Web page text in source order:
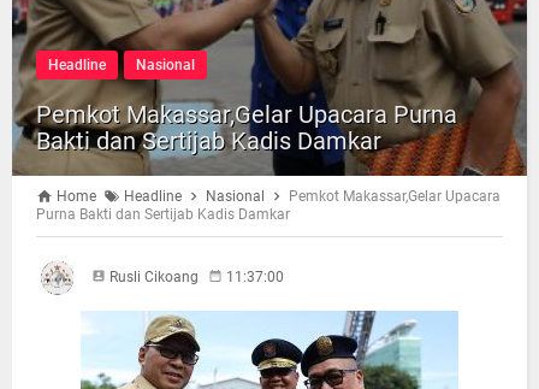
Headline Nasional
Pemkot Makassar,Gelar Upacara Purna
Bakti dan Sertijab Kadis Damkar
Home Headline Nasional
Pemkot Makassar,Gelar Upacara
Purna Bakti dan Sertijab Kadis Damkar
Rusli Cikoang 11:37:00